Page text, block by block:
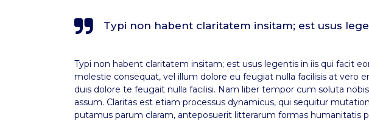
Typi non habent claritatem insitam; est usus
Typi non habent claritatem insitam; est usus legentis in iis qui facit
molestie consequat, vel illum dolore eu feugiat nulla facilisis at
duis dolore te feugait nulla facilisi. Nam liber tempor cum soluta
assum. Claritas est etiam processus dynamicus, qui sequitur
putamus parum claram, anteposuerit litterarum formas humanitatis